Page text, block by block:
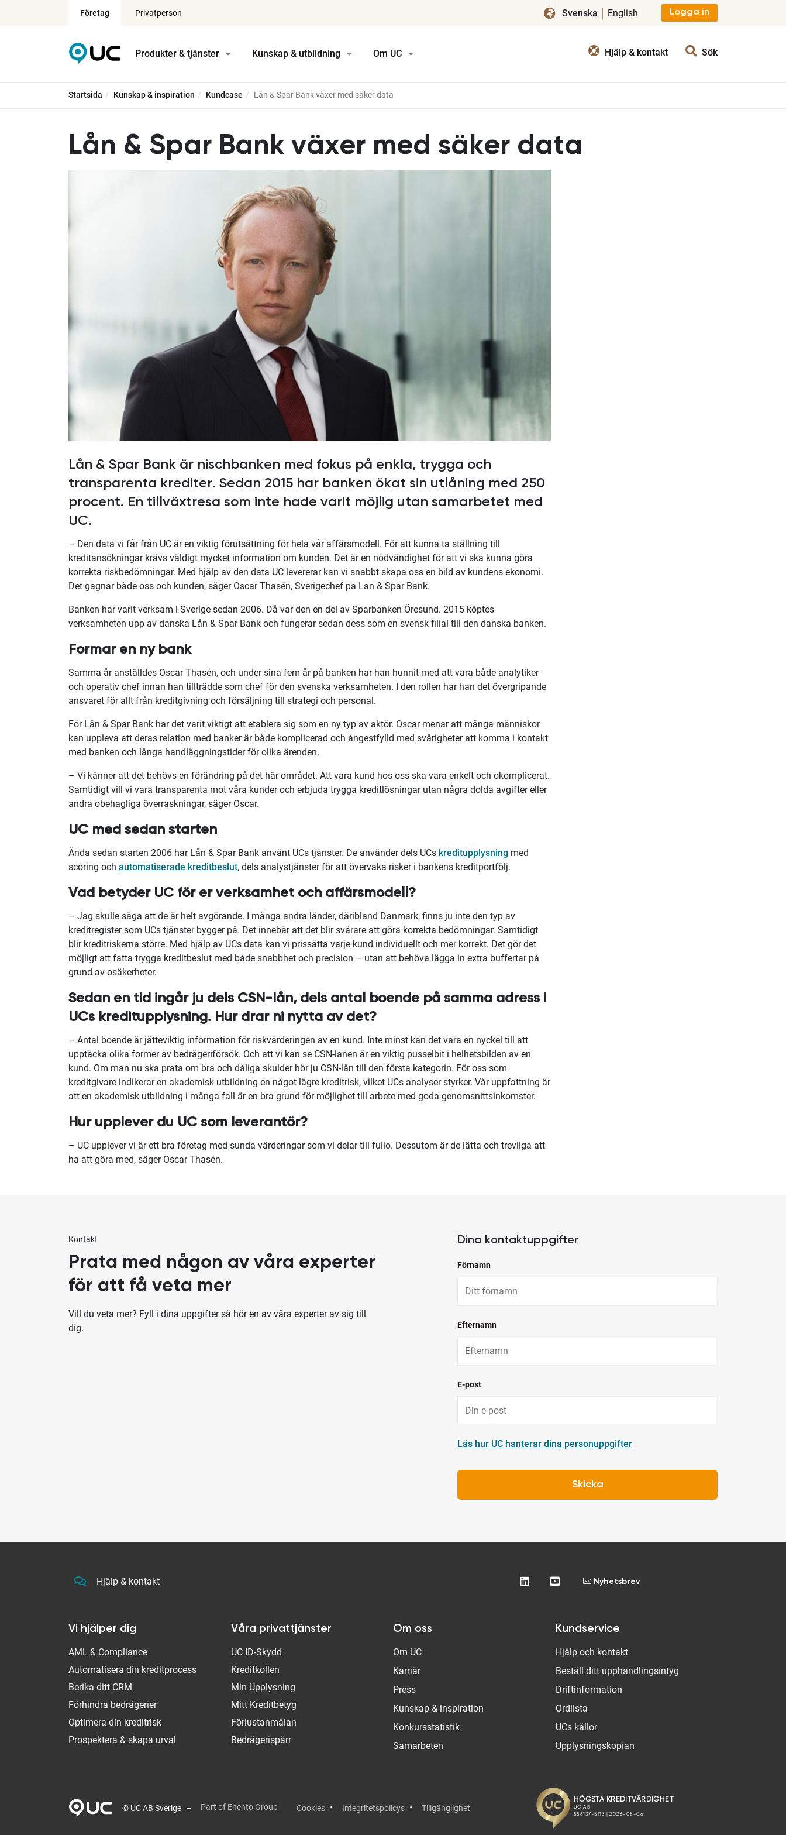
Företag Privatperson Logga in
Svenska English
Produkter & tjänster Kunskap & utbildning Om UC Hjälp & kontakt Sök
Startsida Kunskap & inspiration Kundcase Lån & Spar Bank växer med säker data
Lån & Spar Bank växer med säker data
Lån & Spar Bank är nischbanken med fokus på enkla, trygga och
transparenta krediter. Sedan 2015 har banken ökat sin utlåning med 250
procent. En tillväxtresa som inte hade varit möjlig utan samarbetet med
UC.
– Den data vi får från UC är en viktig förutsättning för hela vår affärsmodell. För att kunna ta ställning till
kreditansökningar krävs väldigt mycket information om kunden. Det är en nödvändighet för att vi ska kunna göra
korrekta riskbedömningar. Med hjälp av den data UC levererar kan vi snabbt skapa oss en bild av kundens ekonomi.
Det gagnar både oss och kunden, säger Oscar Thasén, Sverigechef på Lån & Spar Bank.
Banken har varit verksam i Sverige sedan 2006. Då var den en del av Sparbanken Öresund. 2015 köptes
verksamheten upp av danska Lån & Spar Bank och fungerar sedan dess som en svensk filial till den danska banken.
Formar en ny bank
Samma år anställdes Oscar Thasén, och under sina fem år på banken har han hunnit med att vara både analytiker
och operativ chef innan han tillträdde som chef för den svenska verksamheten. I den rollen har han det övergripande
ansvaret för allt från kreditgivning och försäljning till strategi och personal.
För Lån & Spar Bank har det varit viktigt att etablera sig som en ny typ av aktör. Oscar menar att många människor
kan uppleva att deras relation med banker är både komplicerad och ångestfylld med svårigheter att komma i kontakt
med banken och långa handläggningstider för olika ärenden.
– Vi känner att det behövs en förändring på det här området. Att vara kund hos oss ska vara enkelt och okomplicerat.
Samtidigt vill vi vara transparenta mot våra kunder och erbjuda trygga kreditlösningar utan några dolda avgifter eller
andra obehagliga överraskningar, säger Oscar.
UC med sedan starten
Ända sedan starten 2006 har Lån & Spar Bank använt UCs tjänster. De använder dels UCs kreditupplysning med
scoring och automatiserade kreditbeslut, dels analystjänster för att övervaka risker i bankens kreditportfölj.
Vad betyder UC för er verksamhet och affärsmodell?
– Jag skulle säga att de är helt avgörande. I många andra länder, däribland Danmark, finns ju inte den typ av
kreditregister som UCs tjänster bygger på. Det innebär att det blir svårare att göra korrekta bedömningar. Samtidigt
blir kreditriskerna större. Med hjälp av UCs data kan vi prissätta varje kund individuellt och mer korrekt. Det gör det
möjligt att fatta trygga kreditbeslut med både snabbhet och precision – utan att behöva lägga in extra buffertar på
grund av osäkerheter.
Sedan en tid ingår ju dels CSN-lån, dels antal boende på samma adress i
UCs kreditupplysning. Hur drar ni nytta av det?
– Antal boende är jätteviktig information för riskvärderingen av en kund. Inte minst kan det vara en nyckel till att
upptäcka olika former av bedrägeriförsök. Och att vi kan se CSN-lånen är en viktig pusselbit i helhetsbilden av en
kund. Om man nu ska prata om bra och dåliga skulder hör ju CSN-lån till den första kategorin. För oss som
kreditgivare indikerar en akademisk utbildning en något lägre kreditrisk, vilket UCs analyser styrker. Vår uppfattning är
att en akademisk utbildning i många fall är en bra grund för möjlighet till arbete med goda genomsnittsinkomster.
Hur upplever du UC som leverantör?
– UC upplever vi är ett bra företag med sunda värderingar som vi delar till fullo. Dessutom är de lätta och trevliga att
ha att göra med, säger Oscar Thasén.
Kontakt
Prata med någon av våra experter
för att få veta mer
Vill du veta mer? Fyll i dina uppgifter så hör en av våra experter av sig till
dig.
Dina kontaktuppgifter
Förnamn
Efternamn
E-post
Läs hur UC hanterar dina personuppgifter
Skicka
Hjälp & kontakt Nyhetsbrev
Vi hjälper dig
AML & Compliance
Automatisera din kreditprocess
Berika ditt CRM
Förhindra bedrägerier
Optimera din kreditrisk
Prospektera & skapa urval
Våra privattjänster
UC ID-Skydd
Kreditkollen
Min Upplysning
Mitt Kreditbetyg
Förlustanmälan
Bedrägerispärr
Om oss
Om UC
Karriär
Press
Kunskap & inspiration
Konkursstatistik
Samarbeten
Kundservice
Hjälp och kontakt
Beställ ditt upphandlingsintyg
Driftinformation
Ordlista
UCs källor
Upplysningskopian
© UC AB Sverige Part of Enento Group Cookies Integritetspolicys Tillgänglighet